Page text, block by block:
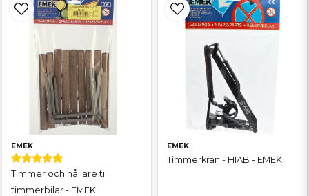
EMEK
Timmer och hållare till
timmerbilar - EMEK
EMEK
Timmerkran - HIAB - EMEK